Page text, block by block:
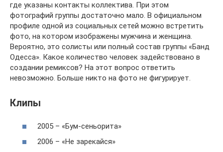
где указаны контакты коллектива. При этом
фотографий группы достаточно мало. В официальном
профиле одной из социальных сетей можно встретить
фото, на котором изображены мужчина и женщина.
Вероятно, это солисты или полный состав группы «Банд
Одесса». Какое количество человек задействовано в
создании ремиксов? На этот вопрос ответить
невозможно. Больше никто на фото не фигурирует.
Клипы
2005 – «Бум-сеньорита»
2006 – «Не зарекайся»